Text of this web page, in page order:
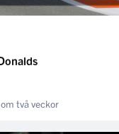
två veckor